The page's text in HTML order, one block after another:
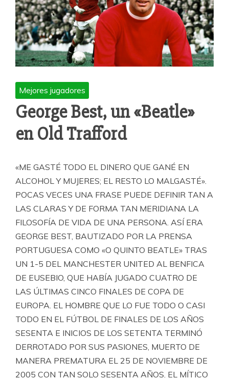
Mejores jugadores
George Best, un «Beatle»
en Old Trafford
«ME GASTÉ TODO EL DINERO QUE GANÉ EN
ALCOHOL Y MUJERES; EL RESTO LO MALGASTÉ».
POCAS VECES UNA FRASE PUEDE DEFINIR TAN A
LAS CLARAS Y DE FORMA TAN MERIDIANA LA
FILOSOFÍA DE VIDA DE UNA PERSONA. ASÍ ERA
GEORGE BEST, BAUTIZADO POR LA PRENSA
PORTUGUESA COMO «O QUINTO BEATLE» TRAS
UN 1-5 DEL MANCHESTER UNITED AL BENFICA
DE EUSEBIO, QUE HABÍA JUGADO CUATRO DE
LAS ÚLTIMAS CINCO FINALES DE COPA DE
EUROPA. EL HOMBRE QUE LO FUE TODO O CASI
TODO EN EL FÚTBOL DE FINALES DE LOS AÑOS
SESENTA E INICIOS DE LOS SETENTA TERMINÓ
DERROTADO POR SUS PASIONES, MUERTO DE
MANERA PREMATURA EL 25 DE NOVIEMBRE DE
2005 CON TAN SOLO SESENTA AÑOS. EL MÍTICO